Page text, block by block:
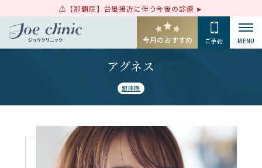
【那覇院】台風接近に伴う今後の診療
今月のおすすめ ご予約 MENU
アグネス
銀座院